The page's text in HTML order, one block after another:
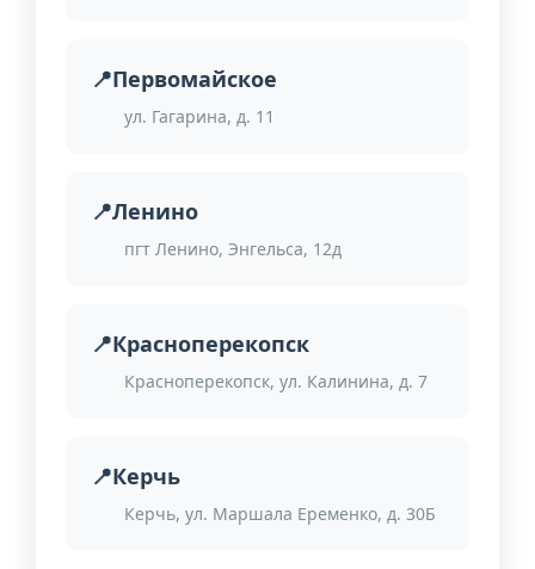
Первомайское
ул. Гагарина, д. 11
Ленино
пгт Ленино, Энгельса, 12д
Красноперекопск
Красноперекопск, ул. Калинина, д. 7
Керчь
Керчь, ул. Маршала Еременко, д. 30Б